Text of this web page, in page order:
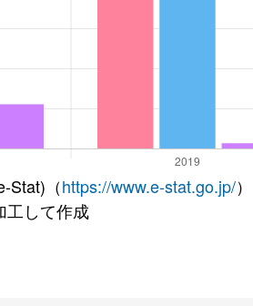
Stat)（https://www.e-stat.go.jp/）
工して作成